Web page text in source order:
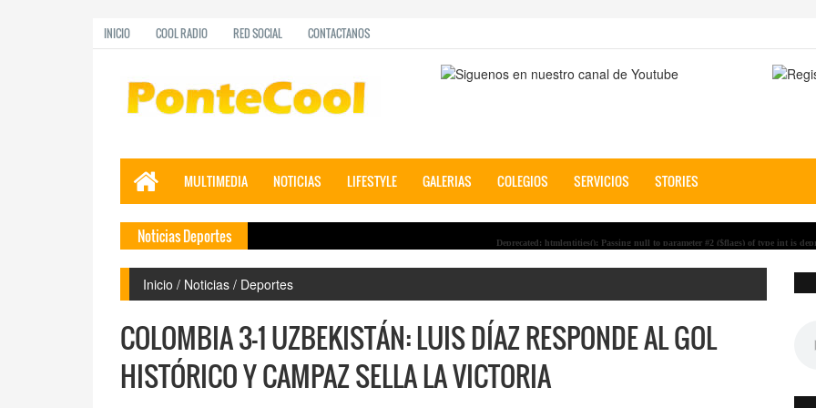
INICIO COOL RADIO RED SOCIAL CONTACTANOS
MULTIMEDIA NOTICIAS LIFESTYLE GALERIAS COLEGIOS SERVICIOS STORIES
Noticias Deportes : htmlentities(): Passing null to parameter #2 ($flags) of type int is deprecated in/home/
Argentina 3-1 Suiza: �lvarez y Lautaro definen en la pr�rroga y meten a la Albiceleste en
Inicio / Noticias / Deportes
COLOMBIA 3-1 UZBEKISTÁN: LUIS DÍAZ RESPONDE AL GOL
HISTÓRICO Y CAMPAZ SELLA LA VICTORIA